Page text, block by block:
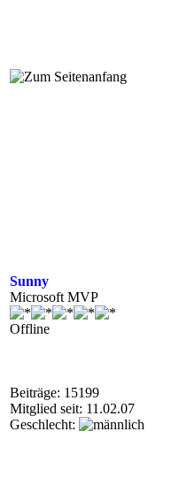
Sunny
Microsoft MVP
Offline
Beiträge: 15199
Mitglied seit: 11.02.07
Geschlecht: